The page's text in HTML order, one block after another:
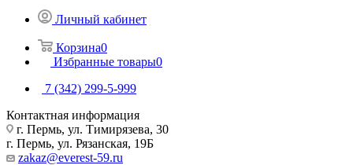
Личный кабинет
Корзина0
Избранные товары0
7 (342) 299-5-999
Контактная информация
г. Пермь, ул. Тимирязева, 30
г. Пермь, ул. Рязанская, 19Б
zakaz@everest-59.ru